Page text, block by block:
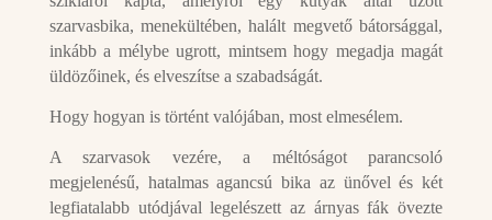
szarvasbika, menekültében, halált megvető bátorsággal,
inkább a mélybe ugrott, mintsem hogy megadja magát
üldözőinek, és elveszítse a szabadságát.
Hogy hogyan is történt valójában, most elmesélem.
A szarvasok vezére, a méltóságot parancsoló
megjelenésű, hatalmas agancsú bika az ünővel és két
legfiatalabb utódjával legelészett az árnyas fák övezte